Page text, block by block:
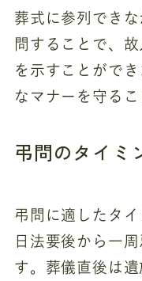
葬式に参列でき
問することで、
を示すことがで
なマナーを守るこ
弔問のタイミ
弔問に適したタ
日法要後から一
す。葬儀直後は